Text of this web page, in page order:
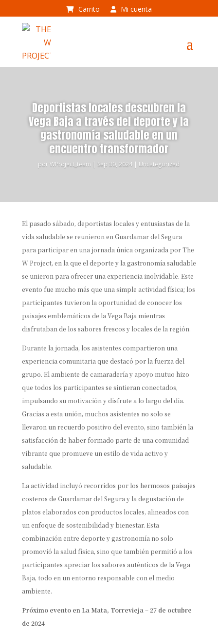
Carrito Mi cuenta
Deportistas locales descubren la
Vega Baja a través del deporte y la
gastronomía saludable en un
encuentro transformador
porWProject_team | Sep 30, 2024 | Uncategorized
El pasado sábado, deportistas locales y entusiastas de la
vida saludable se reunieron en Guardamar del Segura
para participar en una jornada única organizada por The
W Project, en la que el deporte y la gastronomía saludable
se unieron para ofrecer una experiencia inolvidable. Este
evento fue mucho más que una simple actividad física; los
participantes tuvieron la oportunidad de conocer los
paisajes emblemáticos de la Vega Baja mientras
disfrutaban de los sabores frescos y locales de la región.
Durante la jornada, los asistentes compartieron una
experiencia comunitaria que destacó por la fuerza del
grupo. El ambiente de camaradería y apoyo mutuo hizo
que todos los participantes se sintieran conectados,
impulsando su motivación y disfrute a lo largo del día.
Gracias a esta unión, muchos asistentes no solo se
llevaron un recuerdo positivo del evento, sino también la
satisfacción de haber formado parte de una comunidad
vibrante que promueve un estilo de vida activo y
saludable.
La actividad incluyó recorridos por los hermosos paisajes
costeros de Guardamar del Segura y la degustación de
platos elaborados con productos locales, alineados con
un enfoque de sostenibilidad y bienestar. Esta
combinación entre deporte y gastronomía no solo
promovió la salud física, sino que también permitió a los
participantes apreciar los sabores auténticos de la Vega
Baja, todo en un entorno responsable con el medio
ambiente.
Próximo evento en La Mata, Torrevieja – 27 de octubre
de 2024